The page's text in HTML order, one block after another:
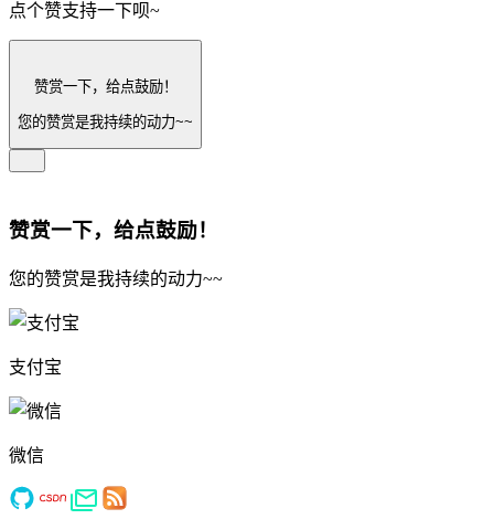
点个赞支持一下呗~
赞赏一下，给点鼓励！
您的赞赏是我持续的动力~~
赞赏一下，给点鼓励！
您的赞赏是我持续的动力~~
支付宝
微信